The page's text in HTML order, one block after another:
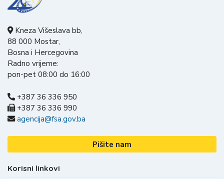
Kneza Višeslava bb,
88 000 Mostar,
Bosna i Hercegovina
Radno vrijeme:
pon-pet 08:00 do 16:00
+387 36 336 950
+387 36 336 990
agencija@fsa.gov.ba
Pišite nam
Korisni linkovi